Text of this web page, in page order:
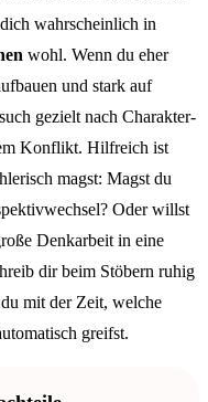
wahrscheinlich in
wohl. Wenn du eher
und stark auf
gezielt nach Charakter-
Konflikt. Hilfreich ist
magst: Magst du
Oder willst
Denkarbeit in eine
dir beim Stöbern ruhig
mit der Zeit, welche
greifst.